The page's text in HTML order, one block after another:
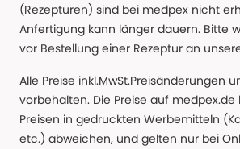
(Rezepturen) sind bei medpex nicht
Anfertigung kann länger dauern. Bitte
vor Bestellung einer Rezeptur an
Alle Preise inkl.MwSt.Preisänderungen
vorbehalten. Die Preise auf
Preisen in gedruckten Werbemitteln
etc.) abweichen, und gelten nur bei